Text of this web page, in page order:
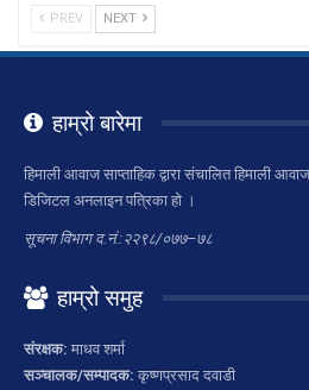
PREV NEXT
हाम्रो बारेमा
हिमाली आवाज साप्ताहिक द्वारा संचालित हिमाली
डिजिटल अनलाइन पत्रिका हो ।
सूचना विभाग द.नं.:२२९८/०७७–७८
हाम्रो समुह
संरक्षक: माधव शर्मा
सञ्चालक/सम्पादक: कृष्णप्रसाद दवाडी